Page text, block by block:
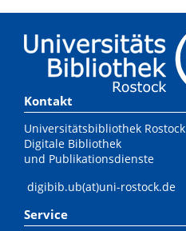
Kontakt
Universitätsbibliothek Rostock
Digitale Bibliothek
und Publikationsdienste
digibib.ub(at)uni-rostock.de
Service